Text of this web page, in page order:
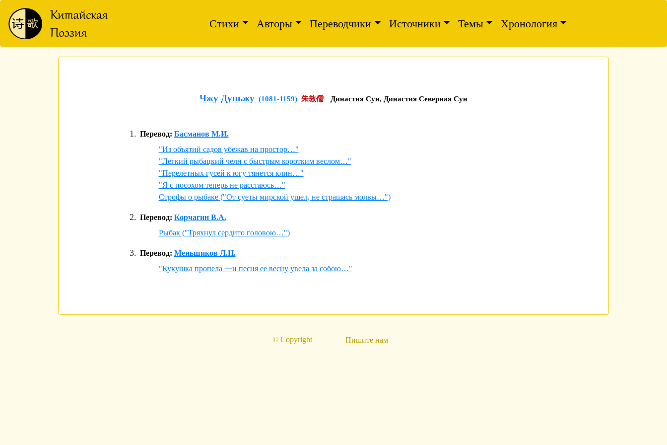
Стихи Авторы Переводчики Источники Темы Хронология
Чжу Дуньжу (1081-1159) 朱敦儒 Династия Сун, Династия Северная Сун
Перевод: Басманов М.И.
"Из объятий садов убежав на простор…"
"Легкий рыбацкий челн с быстрым коротким веслом…"
"Перелетных гусей к югу тянется клин…"
"Я с посохом теперь не расстаюсь…"
Строфы о рыбаке ("От суеты мирской ушел, не страшась молвы…")
Перевод: Корчагин В.А.
Рыбак ("Тряхнул сердито головою…")
Перевод: Меньшиков Л.Н.
"Кукушка пропела 一и песня ее весну увела за собою…"
© Copyright Пишите нам